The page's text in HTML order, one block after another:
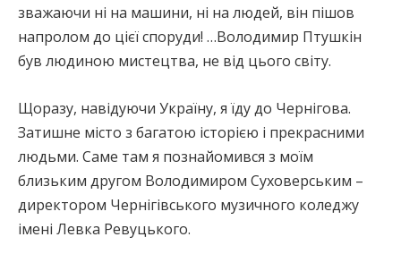
зважаючи ні на машини, ні на людей, він пішов
напролом до цієї споруди! …Володимир Птушкін
був людиною мистецтва, не від цього світу.
Щоразу, навідуючи Україну, я їду до Чернігова.
Затишне місто з багатою історією і прекрасними
людьми. Саме там я познайомився з моїм
близьким другом Володимиром Суховерським –
директором Чернігівського музичного коледжу
імені Левка Ревуцького.